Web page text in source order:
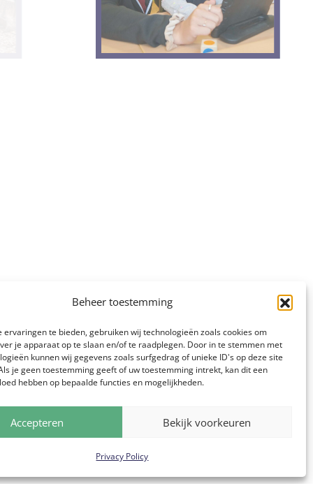
Beheer toestemming
ervaringen te bieden, gebruiken wij technologieën zoals cookies om
je apparaat op te slaan en/of te raadplegen. Door in te stemmen met
kunnen wij gegevens zoals surfgedrag of unieke ID's op deze site
je geen toestemming geeft of uw toestemming intrekt, kan dit een
hebben op bepaalde functies en mogelijkheden.
Accepteren Bekijk voorkeuren
Privacy Policy